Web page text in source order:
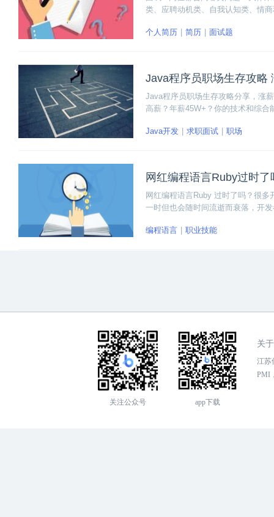
类、应聘动机类、自我认知类、情
个人简历
简历 面试题
Java程序员职场生存攻略
Java程序员职场生存攻略分享，涨
高薪？年薪45W+？你的技术和综
Java开发
求职面试 职场
网红编程语言Ruby过时了
网红编程语言Ruby 过时了吗？很
一时但也会随时间流逝而衰落，开
编程语言 职业技能
关注公众号 app下载
关
江苏
PMI